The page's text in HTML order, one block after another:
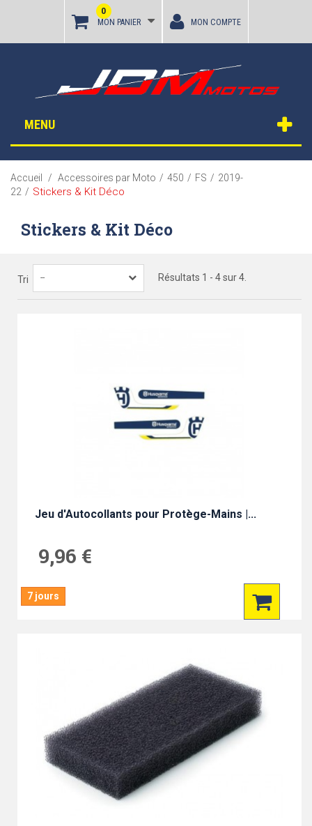
MON PANIER
0
MON COMPTE
MENU
Accueil / Accessoires par Moto / 450 / FS / 2019-
22 / Stickers & Kit Déco
Stickers & Kit Déco
Tri -- Résultats 1 - 4 sur 4.
Jeu d'Autocollants pour Protège-Mains |...
9,96 €
7 jours